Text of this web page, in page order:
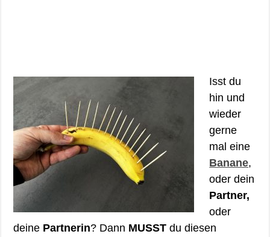
Isst du
hin und
wieder
gerne
mal eine
Banane,
oder dein
Partner,
oder
deine Partnerin? Dann MUSST du diesen